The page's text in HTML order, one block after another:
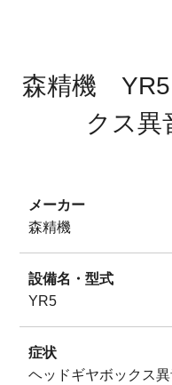
森精機
クス
メーカー
森精機
設備名・型式
YR5
症状
ヘッドギヤボックス